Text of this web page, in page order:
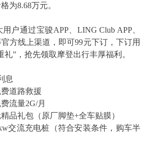
为8.68万元。
通过宝骏APP、LING Club APP、
方线上渠道，即可99元下订，下订用
礼”，抢先领取摩登出行丰厚福利。
息
道路救援
流量2G/月
精品礼包（原厂脚垫+全车贴膜）
交流充电桩（符合安装条件，购车半